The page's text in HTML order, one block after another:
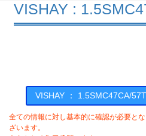
VISHAY :
VISHAY ： 1.5SMC47CA/
全ての情報に対し基本的に確認が必要と
ざいます。